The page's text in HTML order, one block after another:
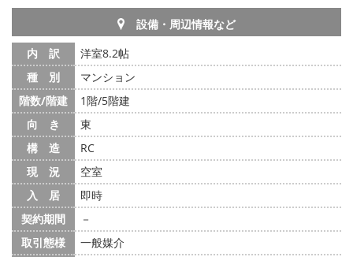
設備・周辺情報など
内 訳
洋室8.2帖
種 別
マンション
階数/階建
1階/5階建
向 き
東
構 造
RC
現 況
空室
入 居
即時
契約期間
－
取引態様
一般媒介